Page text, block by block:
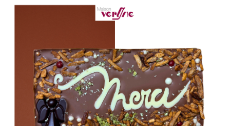
cacao, émulsifiant: lécithine de tournesol,